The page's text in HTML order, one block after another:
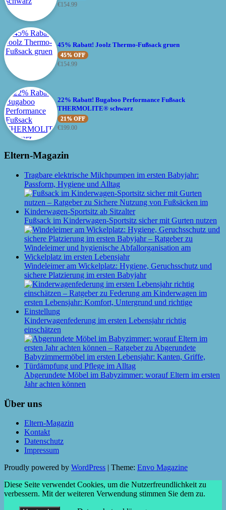
€154.99
45% Rabatt! Joolz Thermo-Fußsack gruen
45% OFF
€154.99
22% Rabatt! Bugaboo Performance Fußsack
THERMOLITE® schwarz
21% OFF
€199.00
Eltern-Magazin
Tragbare elektrische Milchpumpen im ersten Babyjahr:
Passform, Hygiene und Alltag
Fußsack im Kinderwagen-Sportsitz sicher mit Gurten nutzen
Windeleimer am Wickelplatz: Hygiene, Geruchsschutz und
sichere Platzierung im ersten Babyjahr
Kinderwagenfederung im ersten Lebensjahr richtig
einschätzen
Abgerundete Möbel im Babyzimmer: worauf Eltern im ersten
Jahr achten können
Über uns
Eltern-Magazin
Kontakt
Datenschutz
Impressum
Proudly powered by WordPress | Theme: Envo Magazine
Diese Seite verwendet Cookies, um die Nutzerfreundlichkeit zu
verbessern. Mit der weiteren Verwendung stimmen Sie dem zu.